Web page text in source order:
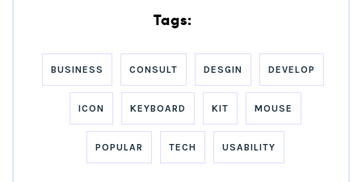
Tags:
BUSINESS CONSULT DESGIN DEVELOP
ICON KEYBOARD KIT MOUSE
POPULAR TECH USABILITY